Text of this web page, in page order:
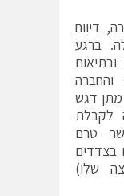
דיווח
ברגע
מתן דגש
לקבלת
טרם
בצדדים
שלו)